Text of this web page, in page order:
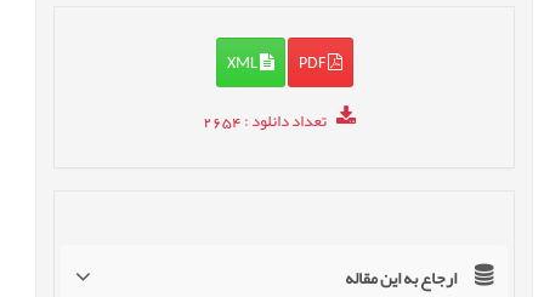
PDF
XML
تعداد دانلود: 2654
ارجاع به این مقاله